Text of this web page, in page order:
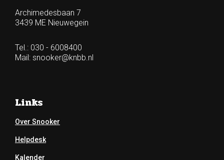
Archimedesbaan 7
3439 ME Nieuwegein
Tel.: 030 - 6008400
Mail: snooker@knbb.nl
Links
Over Snooker
Helpdesk
Kalender